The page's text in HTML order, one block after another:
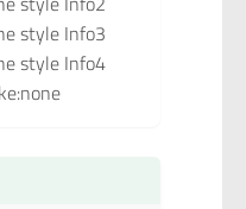
style Info3
style Info4